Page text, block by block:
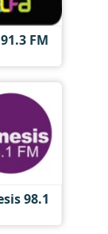
FM
98.1